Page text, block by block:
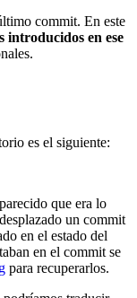
commit. En este
introducidos en ese
es el siguiente:
que era lo
un commit
en el estado del
en el commit se
para recuperarlos.